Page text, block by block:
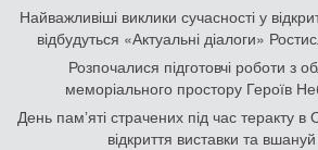
Найважливіші виклики сучасності у
відбудуться «Актуальні діалоги»
Розпочалися підготовчі роботи з
меморіального простору Героїв
День памʼяті страчених під час теракту в
відкриття виставки та вшануй